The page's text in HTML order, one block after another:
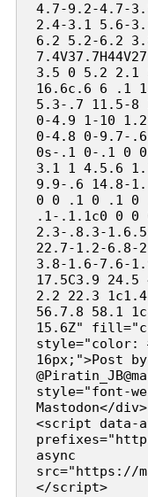
4.7-9.2-4.7-
2.4-3.1 5.6-
6.2 5.2-6.2
3.5 0 5.2 2.1
16.6c.6 6 .1
5.3-.7 11.5-8
0-4.9 1-10
0-4.8 0-9.7-
0s-.1 0-.1 0
3.1 1 4.5.6
9.9-.6 14.8-
0 0 .1 0 .1 0
.1-.1.1c0 0 0
2.3-.8.3-
22.7-1.2-6.8-
3.8-1.6-7.6-
17.5C3.9
2.2 22.3
56.7.8 58.1
15.6Z"
style="color:
16px;">Post by
style="font-
Mastodon</
<script data-
async
src="https://
</script>